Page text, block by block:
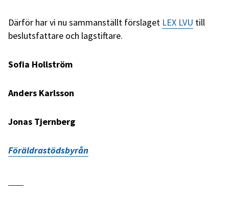
Därför har vi nu sammanställt förslaget LEX LVU till
beslutsfattare och lagstiftare.
Sofia Hollström
Anders Karlsson
Jonas Tjernberg
Föräldrastödsbyrån